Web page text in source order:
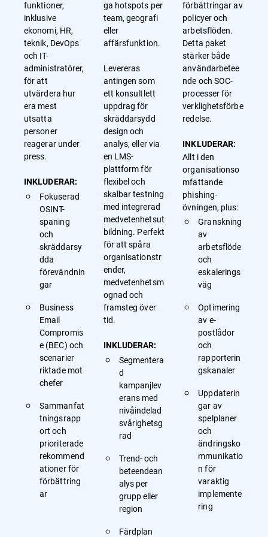
funktioner,
inklusive
ekonomi, HR,
teknik, DevOps
och IT-
administratörer,
för att
utvärdera hur
era mest
utsatta
personer
reagerar under
press.
INKLUDERAR:
Fokuserad
OSINT-
spaning
och
skräddarsy
dda
förevändnin
gar
Business
Email
Compromis
e (BEC) och
scenarier
riktade mot
chefer
Sammanfat
tningsrapp
ort och
prioriterade
rekommend
ationer för
förbättring
ar
ga hotspots per
team, geografi
eller
affärsfunktion.
Levereras
antingen som
ett konsultlett
uppdrag för
skräddarsydd
design och
analys, eller via
en LMS-
plattform för
flexibel och
skalbar testning
med integrerad
medvetenhetsut
bildning. Perfekt
för att spåra
organisationstr
ender,
medvetenhetsm
ognad och
framsteg över
tid.
INKLUDERAR:
Segmentera
d
kampanjlev
erans med
nivåindelad
svårighetsg
rad
Trend- och
beteendean
alys per
grupp eller
region
Färdplan
förbättringar av
policyer och
arbetsflöden.
Detta paket
stärker både
användarbetee
nde och SOC-
processer för
verklighetsförbe
redelse.
INKLUDERAR:
Allt i den
organisationso
mfattande
phishing-
övningen, plus:
Granskning
av
arbetsflöde
och
eskalerings
väg
Optimering
av e-
postlådor
och
rapporterin
gskanaler
Uppdaterin
gar av
spelplaner
och
ändringsko
mmunikatio
n för
varaktig
implemente
ring